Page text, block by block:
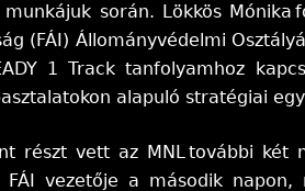
során. Lökkös
(FÁI) Állományvédelmi
1 Track tanfolyamhoz
alapuló stratégiai
részt vett az MNL további két
FÁI vezetője a második